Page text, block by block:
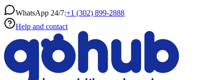
WhatsApp 24/7:+1 (302) 899-2888
Help and contact